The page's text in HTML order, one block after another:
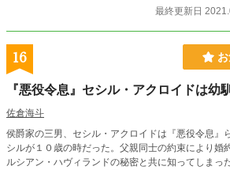
最終更新日
16
『悪役令息』セシル・アクロイドは幼
佐倉海斗
侯爵家の三男、セシル・アクロイドは『悪役令息』
シルが１０歳の時だった。父親同士の約束により婚
ルシアン・ハヴィランドの秘密と共に知ってしまっ